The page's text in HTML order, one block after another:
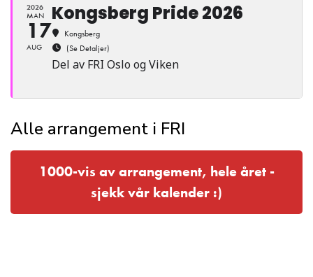
2026
MAN
17
AUG
Kongsberg Pride 2026
Kongsberg
(Se Detaljer)
Del av FRI Oslo og Viken
Alle arrangement i FRI
1000-vis av arrangement, hele året -
sjekk vår kalender :)